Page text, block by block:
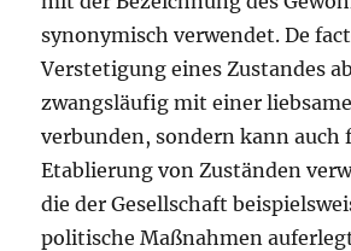
synonymisch verwendet. De
Verstetigung eines Zustandes
zwangsläufig mit einer
verbunden, sondern kann auch
Etablierung von Zuständen
die der Gesellschaft
politische Maßnahmen